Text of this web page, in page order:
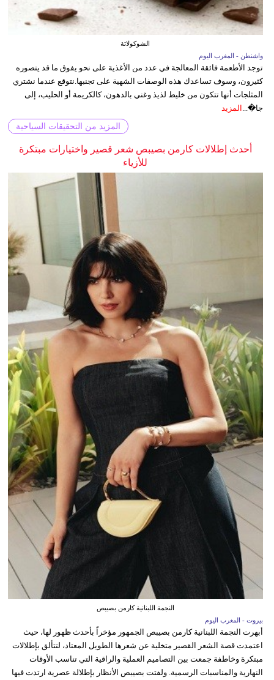
الشوكولاتة
واشنطن - المغرب اليوم
توجد الأطعمة فائقة المعالجة في عدد من الأغذية على نحو يفوق ما قد يتصوره
كثيرون، وسوف تساعدك هذه الوصفات الشهية على تجنبها.نتوقع عندما نشتري
المثلجات أنها تتكون من خليط لذيذ وغني بالدهون، كالكريمة أو الحليب، إلى
جا�...
المزيد
المزيد من التحقيقات السياحية
أحدث إطلالات كارمن بصيبص شعر قصير واختيارات مبتكرة
للأزياء
النجمة اللبنانية كارمن بصيبص
بيروت - المغرب اليوم
أبهرت النجمة اللبنانية كارمن بصيبص الجمهور مؤخراً بأحدث ظهور لها، حيث
اعتمدت قصة الشعر القصير متخلية عن شعرها الطويل المعتاد، لتتألق بإطلالات
مبتكرة وخاطفة جمعت بين التصاميم العملية والراقية التي تناسب الأوقات
النهارية والمناسبات الرسمية. ولفتت بصيبص الأنظار بإطلالة عصرية ارتدت فيها